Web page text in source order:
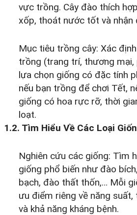
vực trồng. Cây đào thích
xốp, thoát nước tốt và nhận
Mục tiêu trồng cây: Xác
trồng (trang trí, thương mại,
lựa chọn giống có đặc tính
nếu bạn trồng để chơi Tết,
giống có hoa rực rỡ, thời
loạt.
1.2. Tìm Hiểu Về Các Loại
Nghiên cứu các giống: Tìm
giống phổ biến như đào
bạch, đào thất thốn,… Mỗi
ưu điểm riêng về năng suất,
và khả năng kháng bệnh.